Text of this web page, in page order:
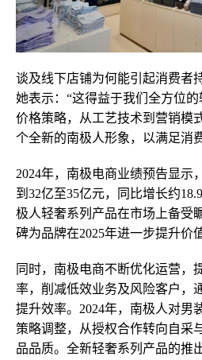
谈及线下店铺为何能引起消费者
她表示：“这得益于我们全方位
价格策略，从工艺技术到营销模
个全新的南极人形象，以满足消
2024年，南极电商业绩预告显示
到32亿至35亿元，同比增长约
极人轻奢系列产品在市场上备受
碑为品牌在2025年进一步提升价
同时，南极电商不断优化运营，
率，削减低效业务及风险客户，
提升效率。2024年，南极人对男
策略调整，从授权合作转向自采
品品质。全新轻奢系列产品的推